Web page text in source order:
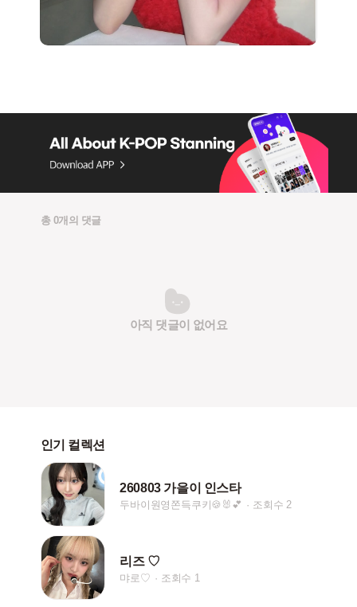
총 0개의 댓글
아직 댓글이 없어요
인기 컬렉션
260803 가을이 인스타
두바이원영쫀득쿠키🍪🐰💕 조회수 2
리즈 ♡
먀로♡ 조회수 1